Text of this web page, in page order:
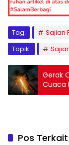
Tag:
Sajian
Topik:
Gerak
Cuaca
Pos Terkait